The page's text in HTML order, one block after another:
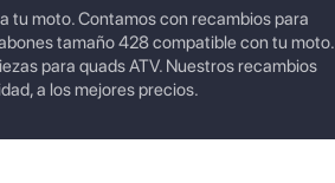
tu moto. Contamos con recambios para
tamaño 428 compatible con tu moto.
para quads ATV. Nuestros recambios
a los mejores precios.